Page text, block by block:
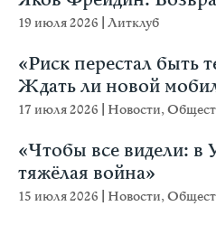
19 июля 2026 Литклуб
«Риск перестал быть
Ждать ли новой
17 июля 2026 Новости,
«Чтобы все видели: в
тяжёлая война»
15 июля 2026 Новости,